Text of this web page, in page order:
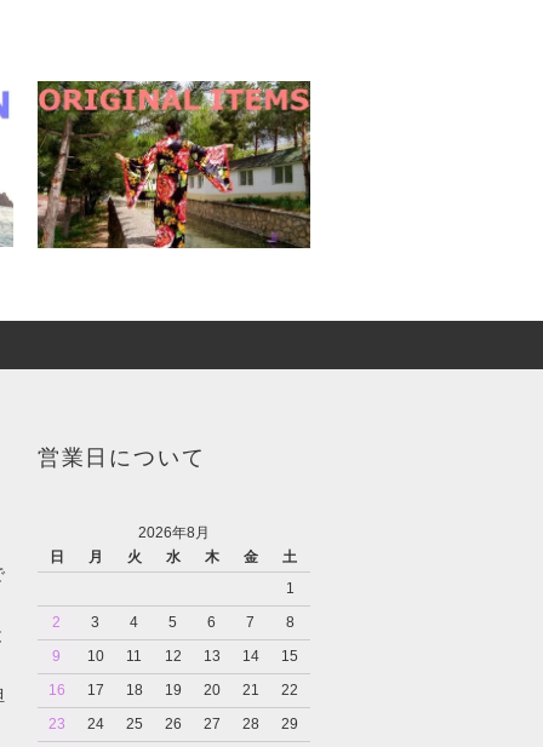
営業日について
2026年8月
日
月 火 水 木 金
土
1
2
3 4 5 6 7
8
9
10 11 12 13 14
15
16
17 18 19 20 21
22
23
24 25 26 27 28
29